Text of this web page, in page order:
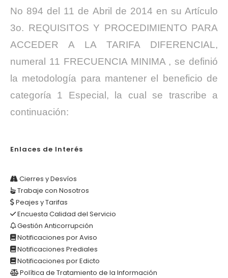
No 894 del 11 de Abril de 2014 en su Artículo
3o. REQUISITOS Y PROCEDIMIENTO PARA
ACCEDER A LA TARIFA DIFERENCIAL,
numeral 11 FRECUENCIA MINIMA , se definió
la metodología para mantener el beneficio de
categoría 1 Especial, la cual se trascribe a
continuación:
Enlaces de Interés
Cierres y Desvíos
Trabaje con Nosotros
Peajes y Tarifas
Encuesta Calidad del Servicio
Gestión Anticorrupción
Notificaciones por Aviso
Notificaciones Prediales
Notificaciones por Edicto
Política de Tratamiento de la Información